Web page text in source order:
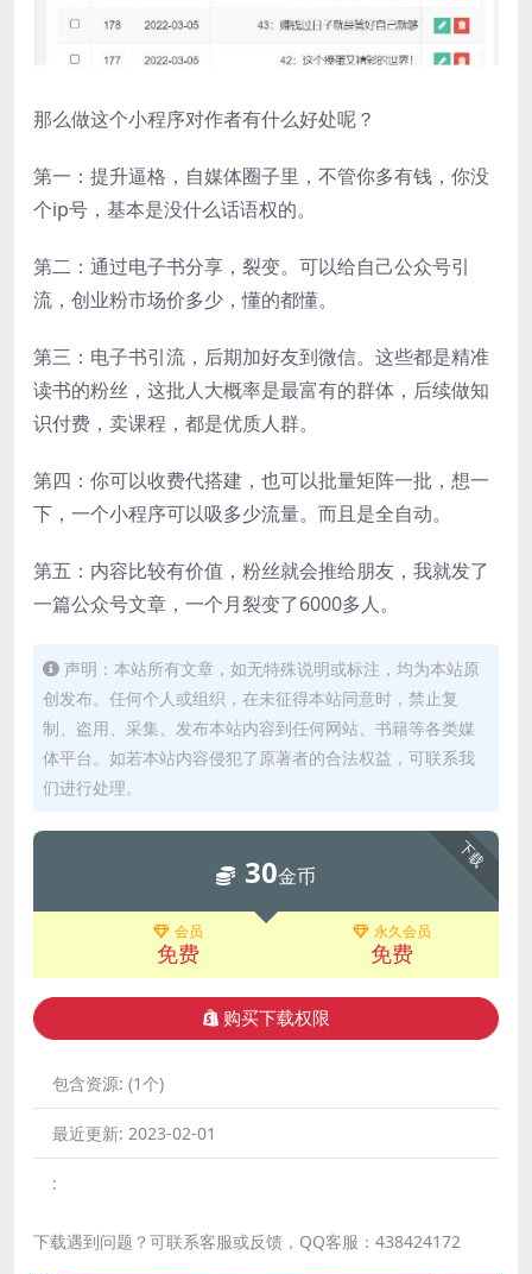
那么做这个小程序对作者有什么好处呢？
第一：提升逼格，自媒体圈子里，不管你多有钱，你没
个ip号，基本是没什么话语权的。
第二：通过电子书分享，裂变。可以给自己公众号引
流，创业粉市场价多少，懂的都懂。
第三：电子书引流，后期加好友到微信。这些都是精准
读书的粉丝，这批人大概率是最富有的群体，后续做知
识付费，卖课程，都是优质人群。
第四：你可以收费代搭建，也可以批量矩阵一批，想一
下，一个小程序可以吸多少流量。而且是全自动。
第五：内容比较有价值，粉丝就会推给朋友，我就发了
一篇公众号文章，一个月裂变了6000多人。
声明：本站所有文章，如无特殊说明或标注，均为本站原
创发布。任何个人或组织，在未征得本站同意时，禁止复
制、盗用、采集、发布本站内容到任何网站、书籍等各类媒
体平台。如若本站内容侵犯了原著者的合法权益，可联系我
们进行处理。
下载
30金币
会员
免费
永久会员
免费
购买下载权限
包含资源: (1个)
最近更新: 2023-02-01
:
下载遇到问题？可联系客服或反馈，QQ客服：438424172